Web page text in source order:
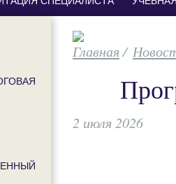
/
2 июля 2026